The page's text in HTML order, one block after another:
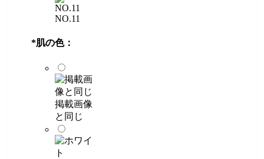
NO.11
*肌の色：
掲載画像
と同じ